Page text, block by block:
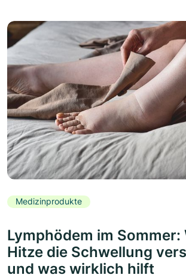
Medizinprodukte
Lymphödem im Sommer:
Hitze die Schwellung
und was wirklich hilft